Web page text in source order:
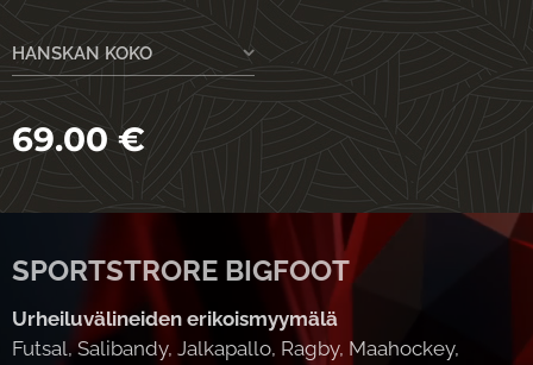
HANSKAN KOKO
69.00€
SPORTSTRORE BIGFOOT
Urheiluvälineiden erikoismyymälä
Futsal, Salibandy, Jalkapallo, Ragby, Maahockey,